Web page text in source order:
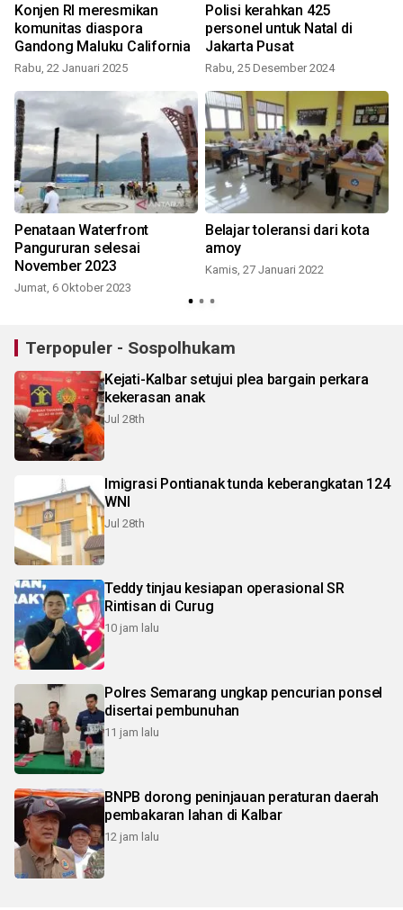
Konjen RI meresmikan
komunitas diaspora
Gandong Maluku California
Rabu, 22 Januari 2025
Polisi kerahkan 425
personel untuk Natal di
Jakarta Pusat
Rabu, 25 Desember 2024
Penataan Waterfront
Pangururan selesai
November 2023
Jumat, 6 Oktober 2023
Belajar toleransi dari kota
amoy
Kamis, 27 Januari 2022
Terpopuler - Sospolhukam
Kejati-Kalbar setujui plea bargain perkara
kekerasan anak
Jul 28th
Imigrasi Pontianak tunda keberangkatan 124
WNI
Jul 28th
Teddy tinjau kesiapan operasional SR
Rintisan di Curug
10 jam lalu
Polres Semarang ungkap pencurian ponsel
disertai pembunuhan
11 jam lalu
BNPB dorong peninjauan peraturan daerah
pembakaran lahan di Kalbar
12 jam lalu